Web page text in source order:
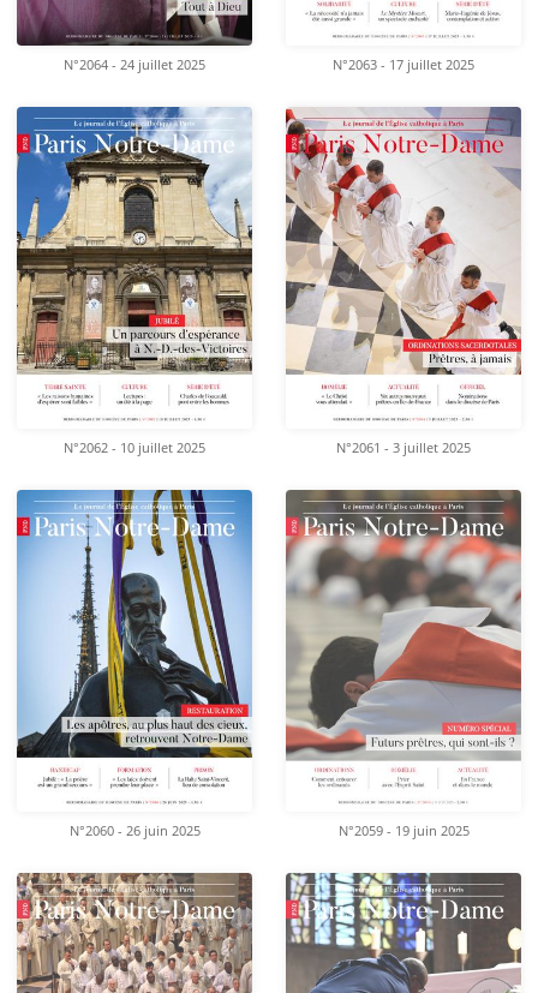
N°2064 - 24 juillet 2025 N°2063 - 17 juillet 2025
N°2062 - 10 juillet 2025 N°2061 - 3 juillet 2025
N°2060 - 26 juin 2025 N°2059 - 19 juin 2025